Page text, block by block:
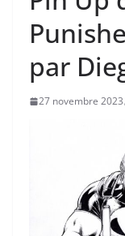
par
27 novembre 2023